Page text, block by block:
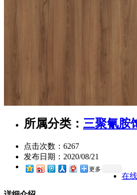
所属分类： 三聚氰胺
点击次数： 6267
发布日期： 2020/08/21
更多
在